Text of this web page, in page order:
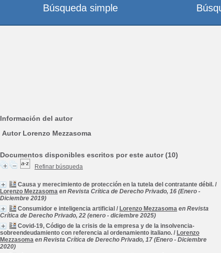
Información del autor
Autor Lorenzo Mezzasoma
Documentos disponibles escritos por este autor (10)
Refinar búsqueda
Causa y merecimiento de protección en la tutela del contratante débil. /
Lorenzo Mezzasoma en Revista Crítica de Derecho Privado, 16 (Enero -
Diciembre 2019)
Consumidor e inteligencia artificial / Lorenzo Mezzasoma en Revista
Crítica de Derecho Privado, 22 (enero - diciembre 2025)
Covid-19, Código de la crisis de la empresa y de la insolvencia-
sobreendeudamiento con referencia al ordenamiento italiano. / Lorenzo
Mezzasoma en Revista Crítica de Derecho Privado, 17 (Enero - Diciembre
2020)
Búsqueda simple